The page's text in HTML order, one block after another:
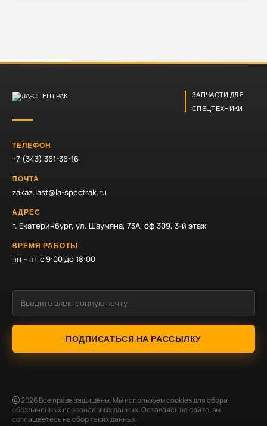
ЗАПЧАСТИ ДЛЯ
СПЕЦТЕХНИКИ
ТЕЛЕФОН
+7 (343) 361-36-16
ПОЧТА
zakaz.last@la-spectrak.ru
АДРЕС
г. Екатеринбург, ул. Шаумяна, 73А, оф 309, 3-й этаж
ВРЕМЯ РАБОТЫ
пн – пт с 9:00 до 18:00
ПОДПИСАТЬСЯ НА РАССЫЛКУ
2026Все права защищены. Мы используем cookies для сбора
обезличенных персональных данных. Оставаясь на сайте, вы
соглашаетесь на сбор таких данных.